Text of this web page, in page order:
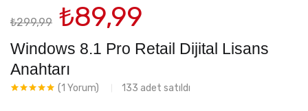
Windows 8.1 Pro Retail Dijital Lisans
Anahtarı
(1 Yorum) 133 adet satıldı
₺299,99 Orijinal
fiyat:
₺299,99.
₺89,99
andaki
fiyat: